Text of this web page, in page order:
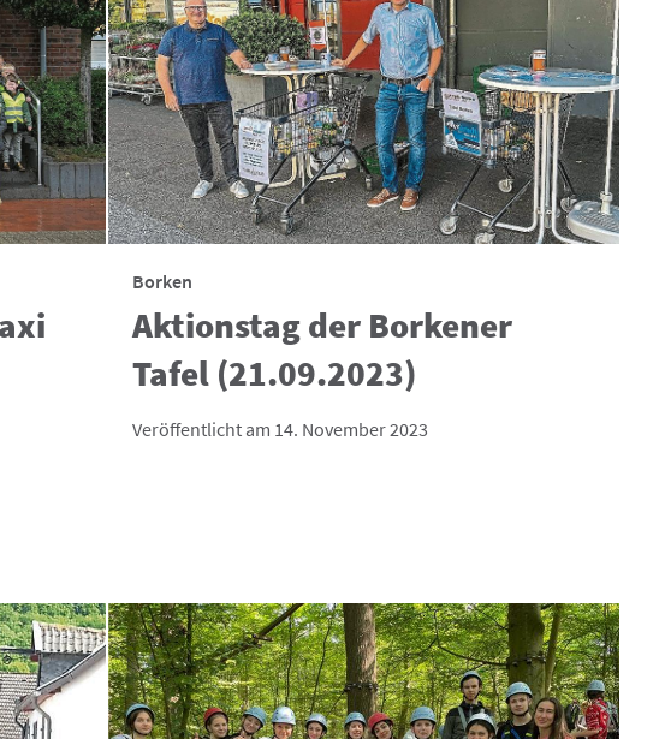
Borken
Aktionstag der Borkener
Tafel (21.09.2023)
Veröffentlicht am 14. November 2023